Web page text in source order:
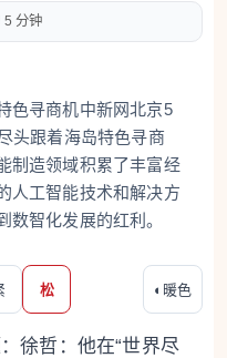
5 分钟
色寻商机中新网北京5
头跟着海岛特色寻商
制造领域积累了丰富经
人工智能技术和解决方
智化发展的红利。
松 ◐ 暖色
哲：他在“世界尽